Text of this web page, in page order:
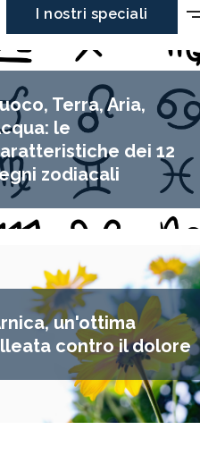
I nostri speciali
Terra, Aria,
le
dei 12
zodiacali
un'ottima
contro il dolore